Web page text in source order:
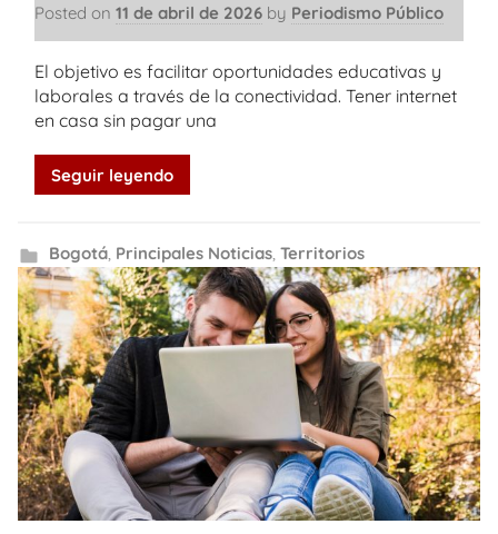
Posted on 11 de abril de 2026 by Periodismo Público
El objetivo es facilitar oportunidades educativas y
laborales a través de la conectividad. Tener internet
en casa sin pagar una
Seguir leyendo
Bogotá, Principales Noticias, Territorios